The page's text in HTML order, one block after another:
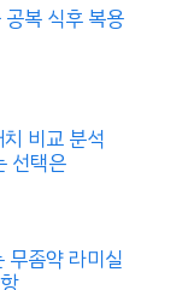
복 식후 복용
비교 분석
선택은
무좀약 라미실